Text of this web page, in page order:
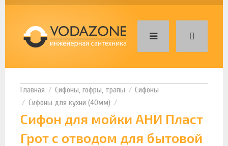
Сифоны, гофры, трапы
Сифоны
Сифоны для кухни (40мм)
Сифон для мойки АНИ Пласт
Грот с отводом для бытовой